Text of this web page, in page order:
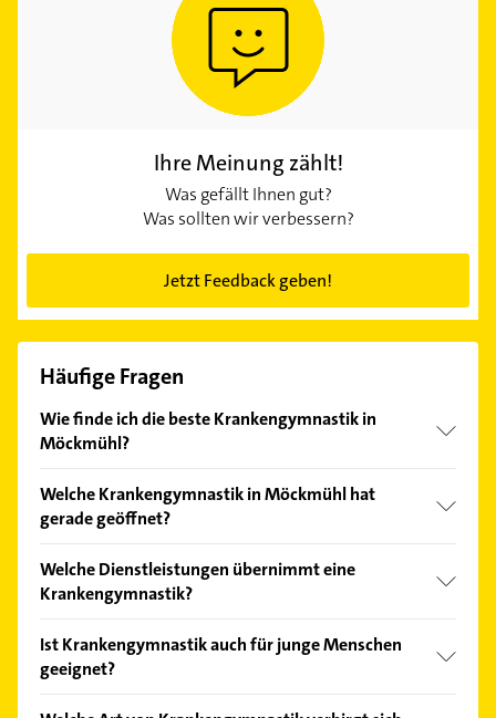
Ihre Meinung zählt!
Was gefällt Ihnen gut?
Was sollten wir verbessern?
Jetzt Feedback geben!
Häufige Fragen
Wie finde ich die beste Krankengymnastik in
Möckmühl?
Kundenmeinungen und profitieren Sie von den
Empfehlungen. Die Suchergebnisse können Sie sich
Welche Krankengymnastik in Möckmühl hat
gerade geöffnet?
Bitte beachten Sie, dass diese an Sonn- und
Feiertagen abweichen können.
Welche Dienstleistungen übernimmt eine
Krankengymnastik?
Lymphdrainage.
Ist Krankengymnastik auch für junge Menschen
geeignet?